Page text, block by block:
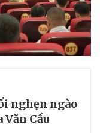
nghẹn ngào
Cầu